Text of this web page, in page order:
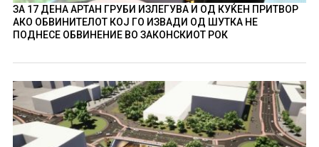
ЗА 17 ДЕНА АРТАН ГРУБИ ИЗЛЕГУВА И ОД КУЌЕН ПРИТВОР
АКО ОБВИНИТЕЛОТ КОЈ ГО ИЗВАДИ ОД ШУТКА НЕ
ПОДНЕСЕ ОБВИНЕНИЕ ВО ЗАКОНСКИОТ РОК